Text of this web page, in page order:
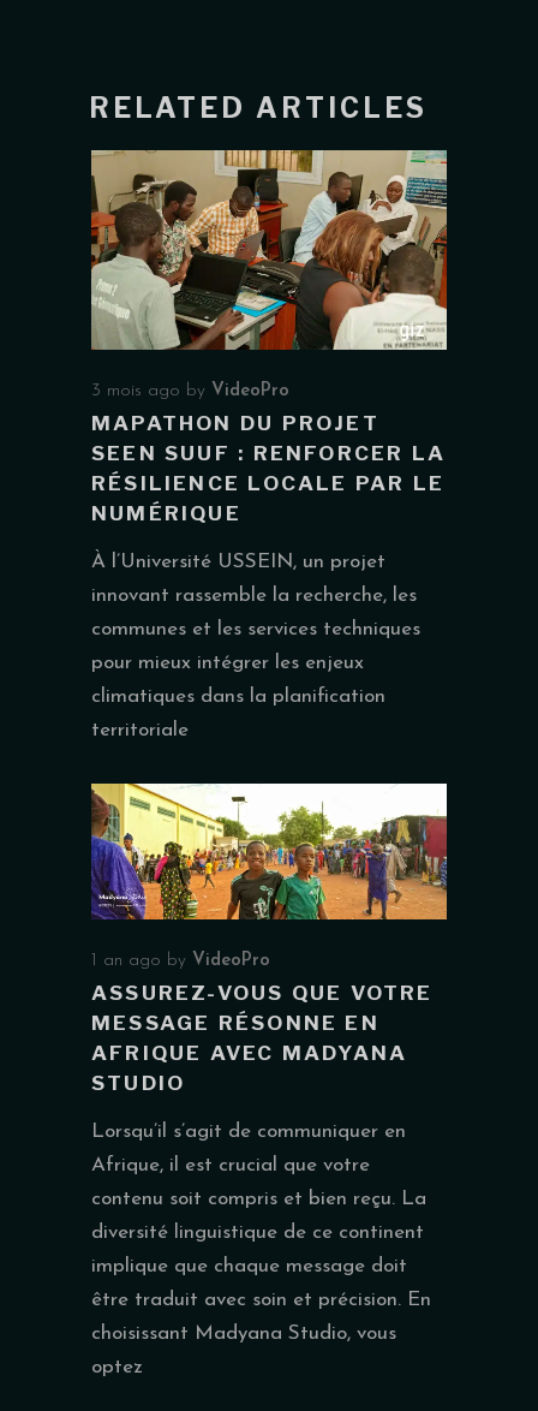
RELATED ARTICLES
3 mois ago by VideoPro
MAPATHON DU PROJET
SEEN SUUF : RENFORCER LA
RÉSILIENCE LOCALE PAR LE
NUMÉRIQUE
À l’Université USSEIN, un projet
innovant rassemble la recherche, les
communes et les services techniques
pour mieux intégrer les enjeux
climatiques dans la planification
territoriale
1 an ago by VideoPro
ASSUREZ-VOUS QUE VOTRE
MESSAGE RÉSONNE EN
AFRIQUE AVEC MADYANA
STUDIO
Lorsqu’il s’agit de communiquer en
Afrique, il est crucial que votre
contenu soit compris et bien reçu. La
diversité linguistique de ce continent
implique que chaque message doit
être traduit avec soin et précision. En
choisissant Madyana Studio, vous
optez